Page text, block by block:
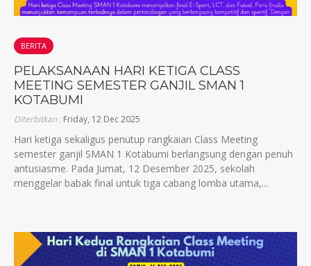
BERITA
PELAKSANAAN HARI KETIGA CLASS
MEETING SEMESTER GANJIL SMAN 1
KOTABUMI
Diterbitkan :Friday, 12 Dec 2025
Hari ketiga sekaligus penutup rangkaian Class Meeting
semester ganjil SMAN 1 Kotabumi berlangsung dengan penuh
antusiasme. Pada Jumat, 12 Desember 2025, sekolah
menggelar babak final untuk tiga cabang lomba utama,...